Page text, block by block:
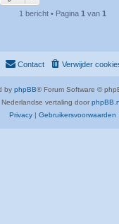
1 bericht • Pagina 1 van 1
Verwijder
Contact
by phpBB® Forum Software ©
Nederlandse vertaling door
Privacy | Gebruikersvoorwaarden